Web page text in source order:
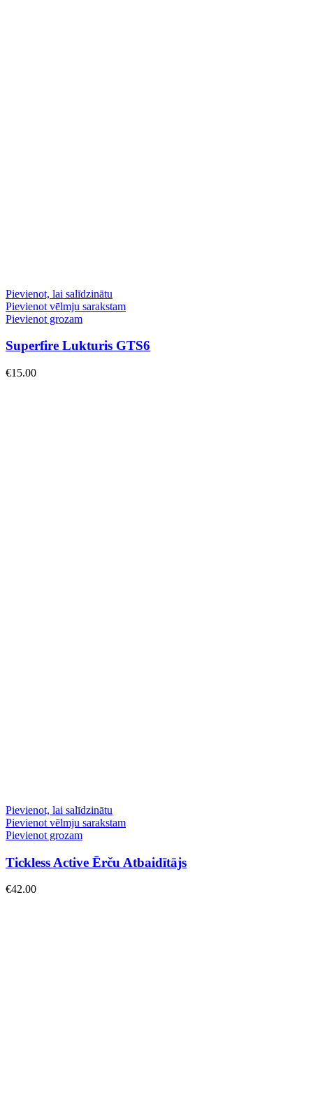
Pievienot, lai salīdzinātu
Pievienot vēlmju sarakstam
Pievienot grozam
Superfire Lukturis GTS6
€15.00
Pievienot, lai salīdzinātu
Pievienot vēlmju sarakstam
Pievienot grozam
Tickless Active Ērču Atbaidītājs
€42.00